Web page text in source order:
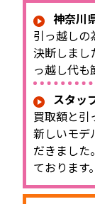
神奈川
引っ越しの
決断しまし
っ越し代も
スタッ
買取額と引
新しいモデ
だきました
ております。